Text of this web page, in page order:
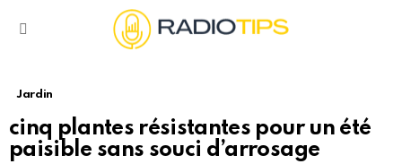
Jardin
cinq plantes résistantes pour un été
paisible sans souci d’arrosage